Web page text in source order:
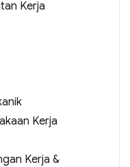
Kerja
Kerja
Kerja &